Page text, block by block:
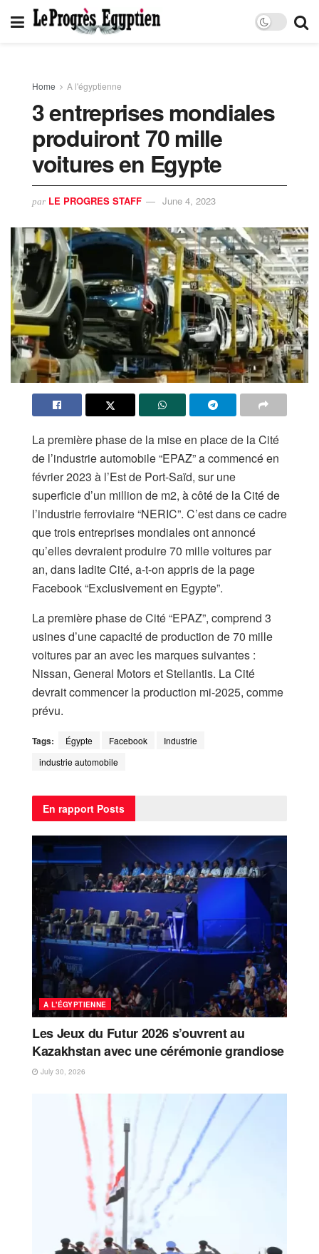
Home A l'égyptienne
3 entreprises mondiales
produiront 70 mille
voitures en Egypte
par LE PROGRES STAFF June 4, 2023
La première phase de la mise en place de la Cité
de l’industrie automobile “EPAZ” a commencé en
février 2023 à l’Est de Port-Saïd, sur une
superficie d’un million de m2, à côté de la Cité de
l’industrie ferroviaire “NERIC”. C’est dans ce cadre
que trois entreprises mondiales ont annoncé
qu’elles devraient produire 70 mille voitures par
an, dans ladite Cité, a-t-on appris de la page
Facebook “Exclusivement en Egypte”.
La première phase de Cité “EPAZ”, comprend 3
usines d’une capacité de production de 70 mille
voitures par an avec les marques suivantes :
Nissan, General Motors et Stellantis. La Cité
devrait commencer la production mi-2025, comme
prévu.
Tags: Égypte Facebook
Industrie
industrie automobile
En rapport Posts
A L'ÉGYPTIENNE
Les Jeux du Futur 2026 s’ouvrent au
Kazakhstan avec une cérémonie grandiose
July 30, 2026